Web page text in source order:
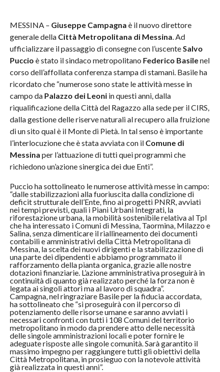
MESSINA – Giuseppe Campagna è il nuovo direttore
generale della Città Metropolitana di Messina. Ad
ufficializzare il passaggio di consegne con l’uscenteSalvo
Puccio è stato il sindaco metropolitano Federico Basilenel
corso dell’affollata conferenza stampa di stamani. Basile ha
ricordato che “numerose sono state le attività messe in
campo da Palazzo dei Leoniin questi anni, dalla
riqualificazione della Città del Ragazzo alla sede per il CIRS,
dalla gestione delle riserve naturali al recupero alla fruizione
di un sito qual è il Monte di Pietà. In tal senso è importante
l’interlocuzione che è stata avviata con il Comune di
Messina per l’attuazione di tutti quei programmi che
richiedono un’azione sinergica dei due Enti”.
Puccio ha sottolineato le numerose attività messe in campo:
“dalle stabilizzazioni alla fuoriuscita dalla condizione di
deficit strutturale dell’Ente, fino ai progetti PNRR, avviati
nei tempi previsti, quali i Piani Urbani Integrati, la
riforestazione urbana, la mobilità sostenibile relativa al Tpl
che ha interessato i Comuni di Messina, Taormina, Milazzo e
Salina, senza dimenticare il riallineamento dei documenti
contabili e amministrativi della Città Metropolitana di
Messina, la scelta dei nuovi dirigenti e la stabilizzazione di
una parte dei dipendenti e abbiamo programmato il
rafforzamento della pianta organica, grazie alle nostre
dotazioni finanziarie. L’azione amministrativa proseguirà in
continuità di quanto già realizzato perché la forza non è
legata ai singoli attori ma al lavoro di squadra”.
Campagna, nel ringraziare Basile per la fiducia accordata,
ha sottolineato che “si proseguirà con il percorso di
potenziamento delle risorse umane e saranno avviati i
necessari confronti con tutti i 108 Comuni del territorio
metropolitano in modo da prendere atto delle necessità
delle singole amministrazioni locali e poter fornire le
adeguate risposte alle singole comunità. Sarà garantito il
massimo impegno per raggiungere tutti gli obiettivi della
Città Metropolitana, in prosieguo con la notevole attività
già realizzata in questi anni”.